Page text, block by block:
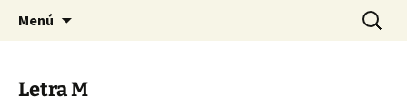
EL RINCÓN DE 2°
Para pequeños grandes y resistentes genios.
Menú Buscar:
Letra M